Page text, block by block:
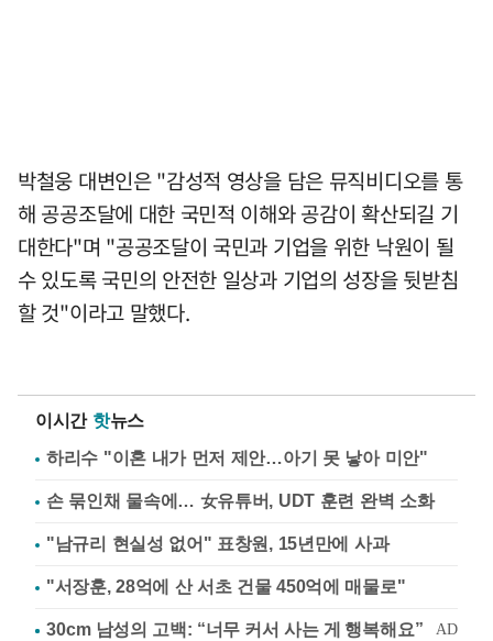
박철웅 대변인은 "감성적 영상을 담은 뮤직비디오를 통
해 공공조달에 대한 국민적 이해와 공감이 확산되길 기
대한다"며 "공공조달이 국민과 기업을 위한 낙원이 될
수 있도록 국민의 안전한 일상과 기업의 성장을 뒷받침
할 것"이라고 말했다.
이시간 핫뉴스
하리수 "이혼 내가 먼저 제안…아기 못 낳아 미안"
손 묶인채 물속에… 女유튜버, UDT 훈련 완벽 소화
"남규리 현실성 없어" 표창원, 15년만에 사과
"서장훈, 28억에 산 서초 건물 450억에 매물로"